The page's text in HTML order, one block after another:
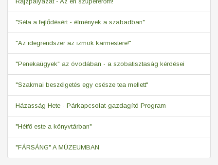
"Séta a fejlődésért - élmények a szabadban"
"Az idegrendszer az izmok karmestere!"
"Penekaügyek" az óvodában - a szobatisztaság kérdései
"Szakmai beszélgetés egy csésze tea mellett"
Házasság Hete - Párkapcsolat-gazdagító Program
"Hétfő este a könyvtárban"
"FÁRSÁNG" A MÚZEUMBAN